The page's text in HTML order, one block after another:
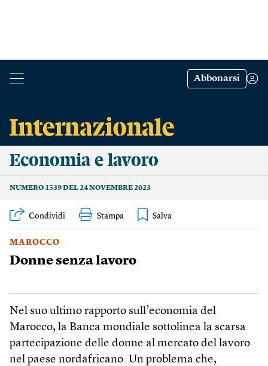
Abbonarsi
Economia e lavoro
NUMERO 1539 DEL 24 NOVEMBRE 2023
Condividi Stampa
MAROCCO
Donne senza lavoro
Nel suo ultimo rapporto sull’economia del
Marocco, la Banca mondiale sottolinea la scarsa
partecipazione delle donne al mercato del lavoro
nel paese nordafricano. Un problema che,